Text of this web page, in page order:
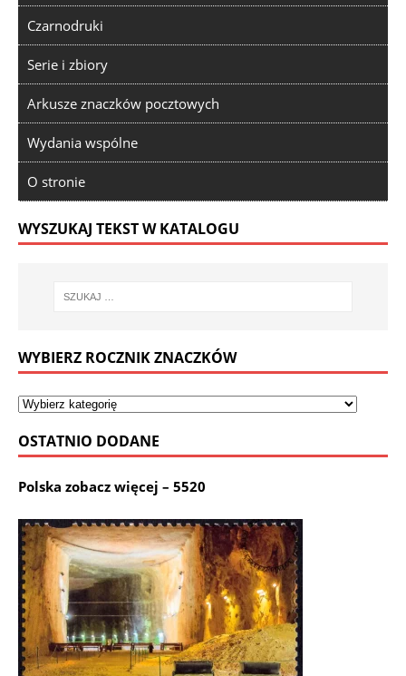
Czarnodruki
Serie i zbiory
Arkusze znaczków pocztowych
Wydania wspólne
O stronie
WYSZUKAJ TEKST W KATALOGU
WYBIERZ ROCZNIK ZNACZKÓW
OSTATNIO DODANE
Polska zobacz więcej – 5520